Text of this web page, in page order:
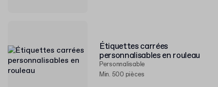
Étiquettes carrées
personnalisables en rouleau
Personnalisable
Min. 500 pièces